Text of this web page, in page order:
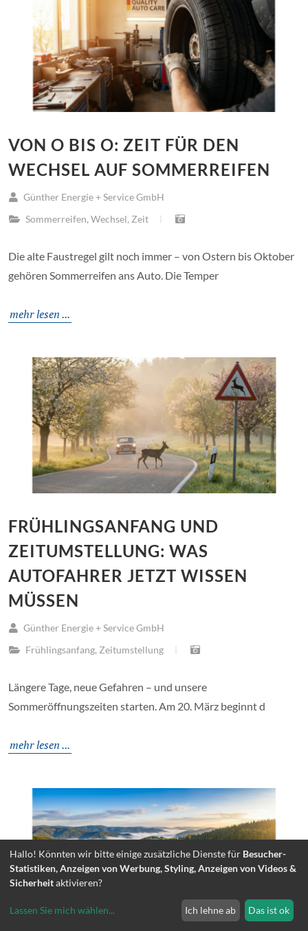
VON O BIS O: ZEIT FÜR DEN
WECHSEL AUF SOMMERREIFEN
Günther Energie + Service GmbH
Sommerreifen,Wechsel,Zeit
Die alte Faustregel gilt noch immer – von Ostern bis Oktober
gehören Sommerreifen ans Auto. Die Temper
mehr lesen ...
FRÜHLINGSANFANG UND
ZEITUMSTELLUNG: WAS
AUTOFAHRER JETZT WISSEN
MÜSSEN
Günther Energie + Service GmbH
Frühlingsanfang, Zeitumstellung
Längere Tage, neue Gefahren – und unsere
Sommeröffnungszeiten starten. Am 20. März beginnt d
mehr lesen ...
Hallo! Könnten wir bitte einige zusätzliche Dienste für Besucher-
Statistiken, Anzeigen von Werbung, Styling, Anzeigen von Videos &
Sicherheitaktivieren?
Lassen Sie mich wählen... Ich lehne ab Das ist ok